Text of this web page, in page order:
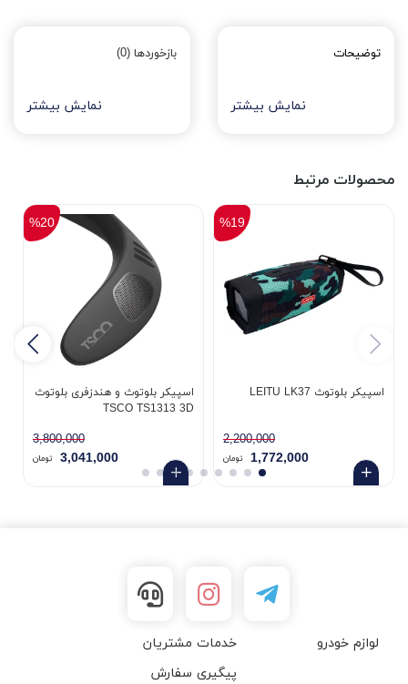
توضیحات
نمایش بیشتر
بازخوردها (0)
نمایش بیشتر
محصولات مرتبط
اسپیکر بلوتوث LEITU LK37
2,200,000
%19
1,772,000 تومان
اسپیکر بلوتوث و هندزفری بلوتوث
TSCO TS1313 3D
3,800,000
%20
3,041,000 تومان
لوازم خودرو
خدمات مشتریان
پیگیری سفارش